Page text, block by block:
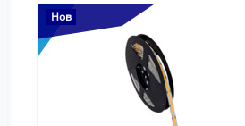
Нов